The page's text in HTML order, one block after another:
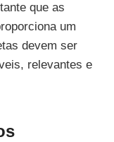
que as
um
devem ser
relevantes e